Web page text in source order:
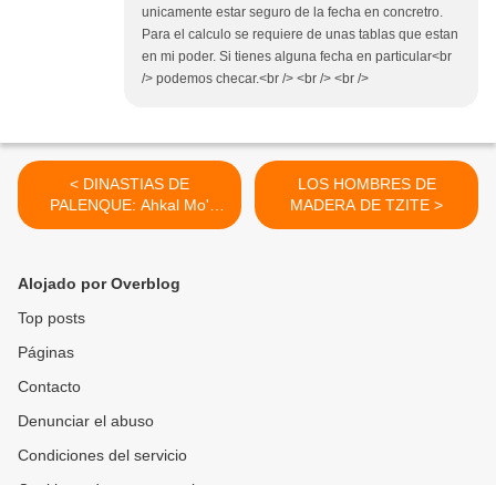
unicamente estar seguro de la fecha en concretro.
Para el calculo se requiere de unas tablas que estan
en mi poder. Si tienes alguna fecha en particular<br
/> podemos checar.<br /> <br /> <br />
< DINASTIAS DE
PALENQUE: Ahkal Mo'
Nahb II
LOS HOMBRES DE
MADERA DE TZITE >
Alojado por Overblog
Top posts
Páginas
Contacto
Denunciar el abuso
Condiciones del servicio